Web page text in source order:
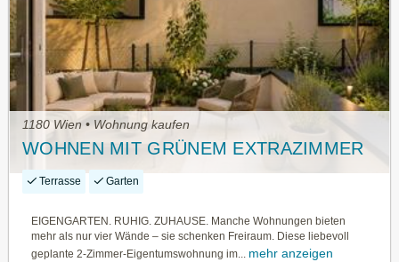
1180 Wien • Wohnung kaufen
WOHNEN MIT GRÜNEM EXTRAZIMMER
Terrasse Garten
EIGENGARTEN. RUHIG. ZUHAUSE. Manche Wohnungen bieten
mehr als nur vier Wände – sie schenken Freiraum. Diese liebevoll
geplante 2-Zimmer-Eigentumswohnung im... mehr anzeigen